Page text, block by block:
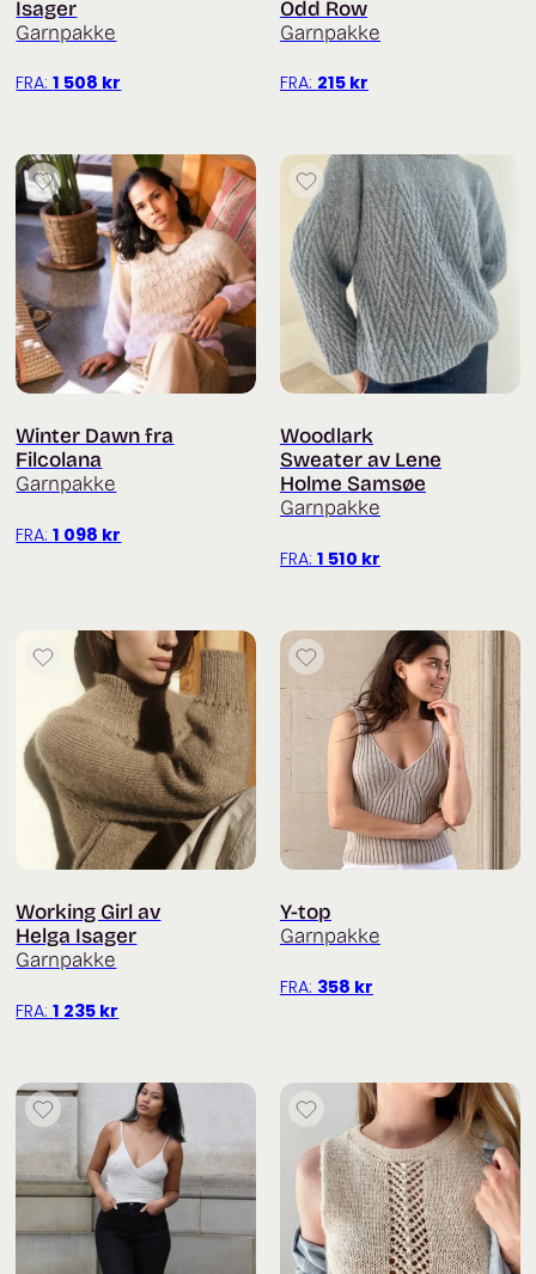
Isager
Garnpakke
FRA:1 508 kr
Odd Row
Garnpakke
FRA: 215 kr
Winter Dawn fra
Filcolana
Garnpakke
FRA:1 098 kr
Woodlark
Sweater av Lene
Holme Samsøe
Garnpakke
FRA: 1 510 kr
Working Girl av
Helga Isager
Garnpakke
FRA:1 235 kr
Y-top
Garnpakke
FRA: 358 kr